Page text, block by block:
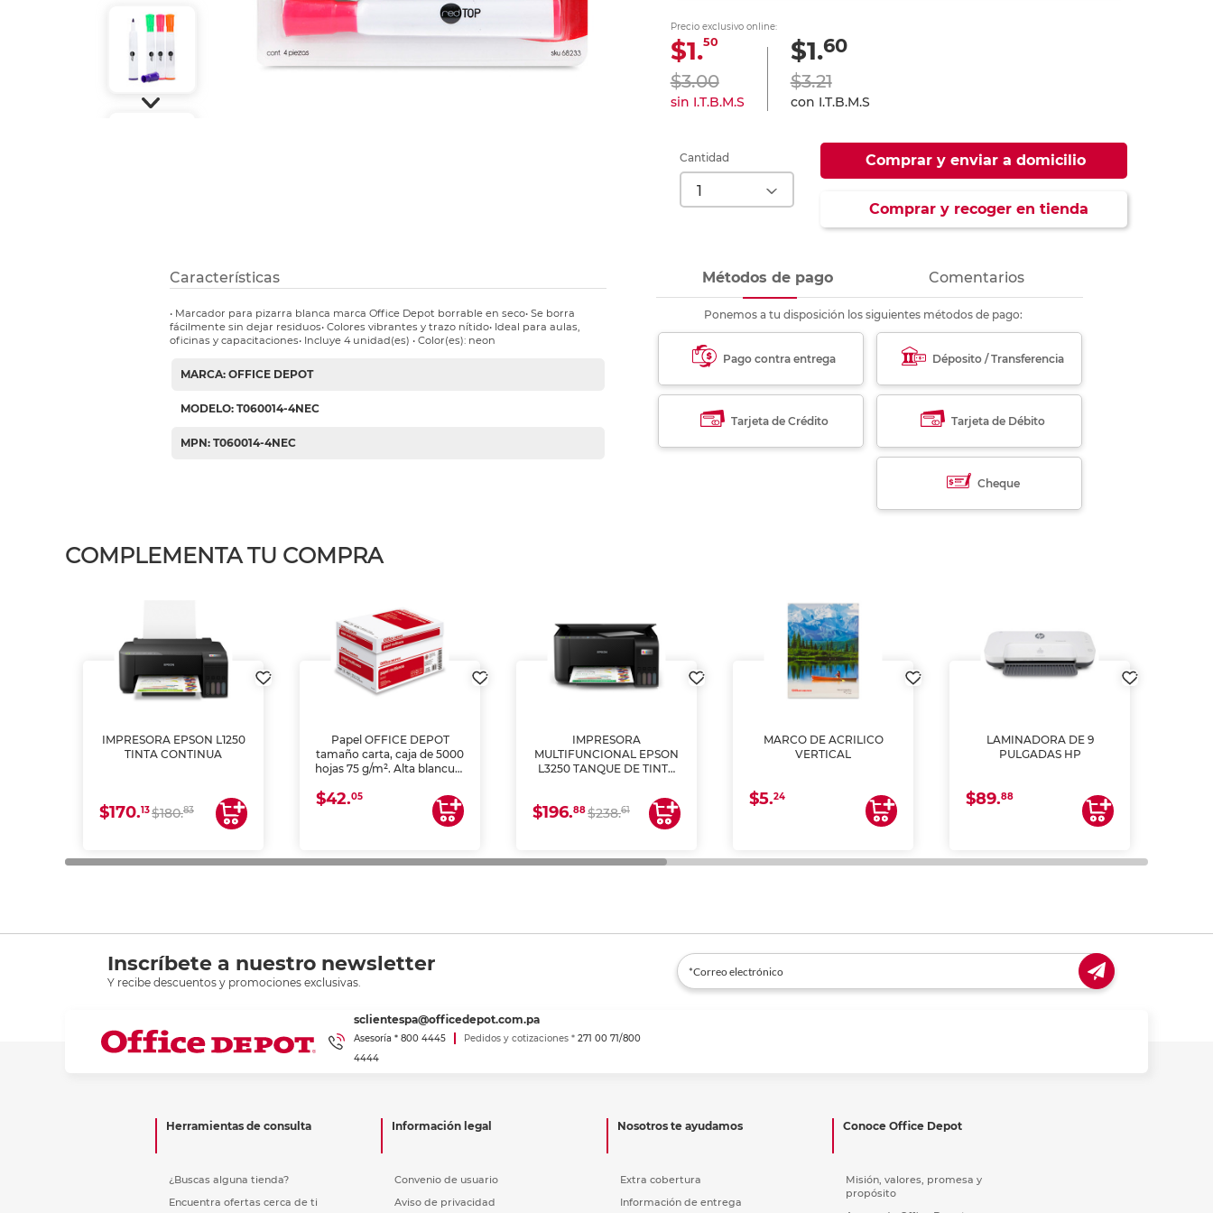
Ver más
Etiquetas inkjet y láser
Refuerzos para carpeta
Ver más
Precio exclusivo online:
$1.50
$3.00
sin I.T.B.M.S
$1.60
$3.21
con I.T.B.M.S
Cantidad Comprar y enviar a domicilio
Comprar y recoger en tienda
Características
• Marcador para pizarra blanca marca Office Depot borrable en seco• Se borra
fácilmente sin dejar residuos• Colores vibrantes y trazo nítido• Ideal para aulas,
oficinas y capacitaciones• Incluye 4 unidad(es) • Color(es): neon
MARCA: OFFICE DEPOT
MODELO: T060014-4NEC
MPN: T060014-4NEC
Métodos de pago Comentarios
Ponemos a tu disposición los siguientes métodos de pago:
Pago contra entrega Déposito / Transferencia
Tarjeta de Crédito Tarjeta de Débito
Cheque
COMPLEMENTA TU COMPRA
IMPRESORA EPSON L1250
TINTA CONTINUA
$170.13$180.83
Papel OFFICE DEPOT
tamaño carta, caja de 5000
hojas 75 g/m². Alta blancura
láser e inkjet. Ideal para
impresión de alto volumen
en oficinas y negocios.
$42.05
IMPRESORA
MULTIFUNCIONAL EPSON
L3250 TANQUE DE TINTA
$196.88$238.61
MARCO DE ACRILICO
VERTICAL
$5.24
LAMINADORA DE 9
PULGADAS HP
$89.88
Inscríbete a nuestro newsletter
Y recibe descuentos y promociones exclusivas.
sclientespa@officedepot.com.pa
Asesoría * 800 4445 Pedidos y cotizaciones * 271 00 71/800
4444
Herramientas de consulta
¿Buscas alguna tienda?
Encuentra ofertas cerca de ti
Información legal
Convenio de usuario
Aviso de privacidad
Nosotros te ayudamos
Extra cobertura
Información de entrega
Conoce Office Depot
Misión, valores, promesa y
propósito